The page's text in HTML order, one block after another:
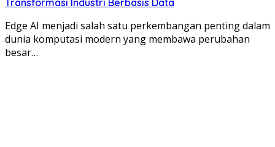
Transformasi Industri Berbasis Data
Edge AI menjadi salah satu perkembangan penting dalam
dunia komputasi modern yang membawa perubahan
besar…